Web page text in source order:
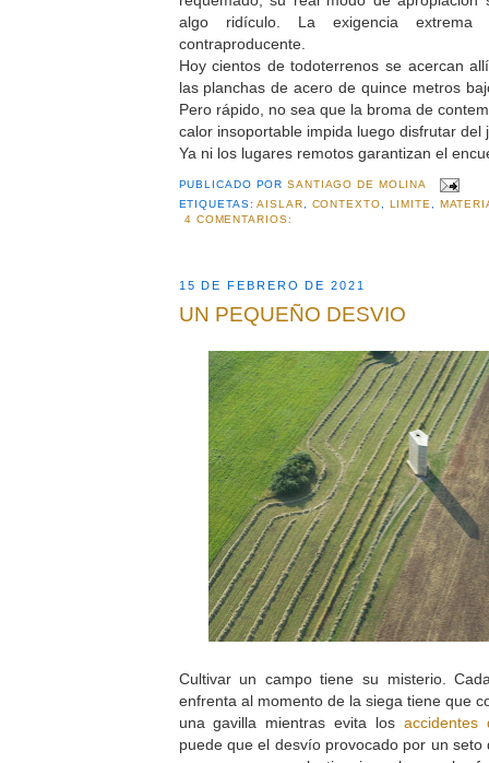
algo ridículo. La exigencia
contraproducente.
Hoy cientos de todoterrenos se acercan
las planchas de acero de quince metros
Pero rápido, no sea que la broma de
calor insoportable impida luego disfrutar
Ya ni los lugares remotos garantizan el
PUBLICADO PORSANTIAGO DE MOLINA
ETIQUETAS:AISLAR, CONTEXTO, LIMITE,
4 COMENTARIOS:
15 DE FEBRERO DE 2021
UN PEQUEÑO DESVIO
Cultivar un campo tiene su misterio.
enfrenta al momento de la siega tiene que
una gavilla mientras evita los accidentes
puede que el desvío provocado por un